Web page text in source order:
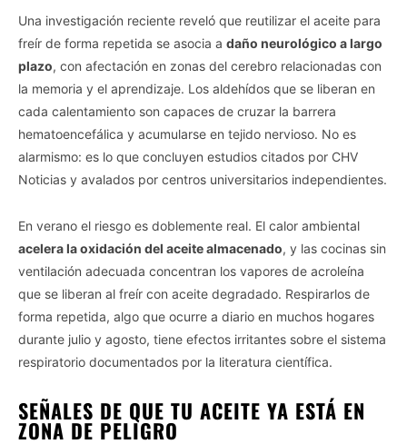
Una investigación reciente reveló que reutilizar el aceite para
freír de forma repetida se asocia a daño neurológico a largo
plazo, con afectación en zonas del cerebro relacionadas con
la memoria y el aprendizaje. Los aldehídos que se liberan en
cada calentamiento son capaces de cruzar la barrera
hematoencefálica y acumularse en tejido nervioso. No es
alarmismo: es lo que concluyen estudios citados por CHV
Noticias y avalados por centros universitarios independientes.
En verano el riesgo es doblemente real. El calor ambiental
acelera la oxidación del aceite almacenado, y las cocinas sin
ventilación adecuada concentran los vapores de acroleína
que se liberan al freír con aceite degradado. Respirarlos de
forma repetida, algo que ocurre a diario en muchos hogares
durante julio y agosto, tiene efectos irritantes sobre el sistema
respiratorio documentados por la literatura científica.
SEÑALES DE QUE TU ACEITE YA ESTÁ EN
ZONA DE PELIGRO